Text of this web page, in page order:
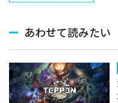
あわせて読みたい